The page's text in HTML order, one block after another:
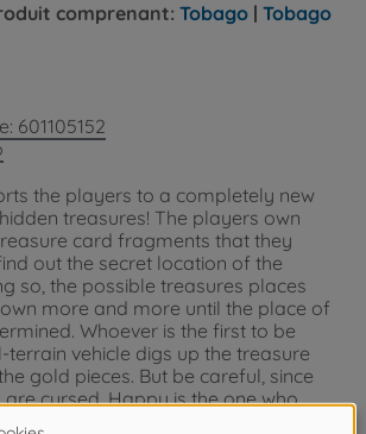
comprenant: Tobago | Tobago
601105152
the players to a completely new
treasures! The players own
card fragments that they
out the secret location of the
so, the possible treasures places
more and more until the place of
Whoever is the first to be
terrain vehicle digs up the treasure
gold pieces. But be careful, since
cursed. Happy is the one who
amulet in time...